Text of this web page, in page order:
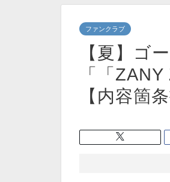
ファンクラブ
【夏】ゴ
「「
【内容箇